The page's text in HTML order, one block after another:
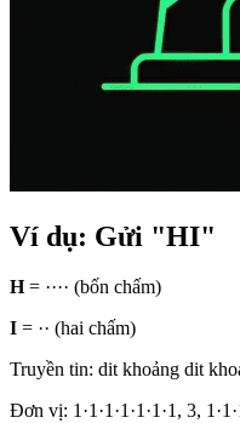
Ví dụ: Gửi "HI"
H= ···· (bốn chấm)
I = ·· (hai chấm)
Truyền tin: ditkhoảng dit
Đơn vị: 1·1·1·1·1·1·1, 3,